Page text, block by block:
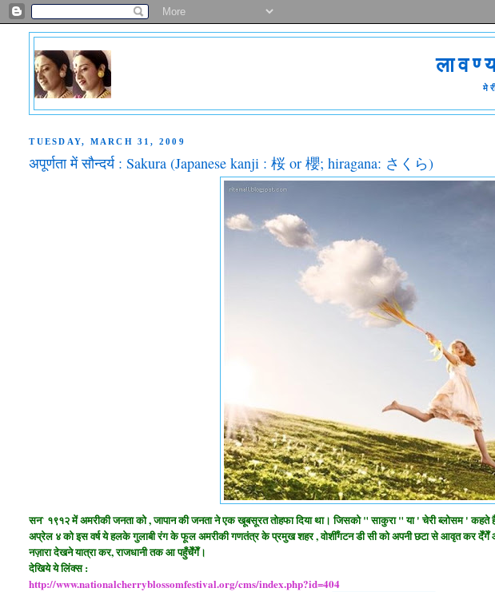
TUESDAY, MARCH 31, 2009
अपूर्णता में सौन्दर्य : Sakura (Japanese kanji : 桜 or 櫻; hiragana: さくら)
सन` १९१२ में अमरीकी जनता को , जापान की जनता ने एक खूबसूरत तोहफा दिया था। जिसको " साकुरा " या ' चेरी ब्लोसम ' कहते
अप्रेल ४ को इस वर्ष ये हलके गुलाबी रंग के फूल अमरीकी गणतंत्र के प्रमुख शहर , वोशीँगटन डी सी को अपनी छटा से आवृत कर
नज़ारा देखने यात्रा कर, राजधानी तक आ पहुँचेँगेँ।
देखिये ये लिंक्स :
http://www.nationalcherryblossomfestival.org/cms/index.php?id=404